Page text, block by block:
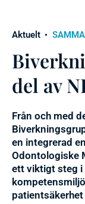
Aktuelt
del av
Från och med
en integrerad
Odontologiske
ett viktigt steg i